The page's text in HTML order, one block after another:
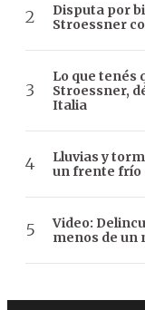
Disputa por
Stroessner
Lo que tenés
Stroessner,
Italia
Lluvias y
un frente frío
Video:
menos de un